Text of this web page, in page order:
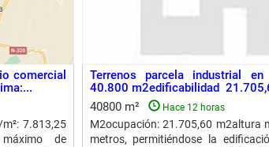
comercial
7.813,25
de
Terrenos parcela industrial
40.800 m2edificabilidad
40800 m²
Hace 12 horas
M2ocupación: 21.705,60 m2altura
metros, permitiéndose la